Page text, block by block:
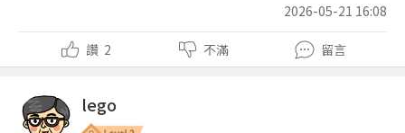
2026-05-21 16:08
讚 2 不滿 留言
lego